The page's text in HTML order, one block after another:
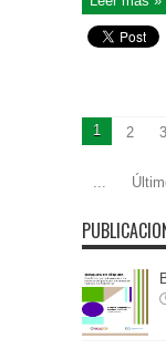
1 2 3